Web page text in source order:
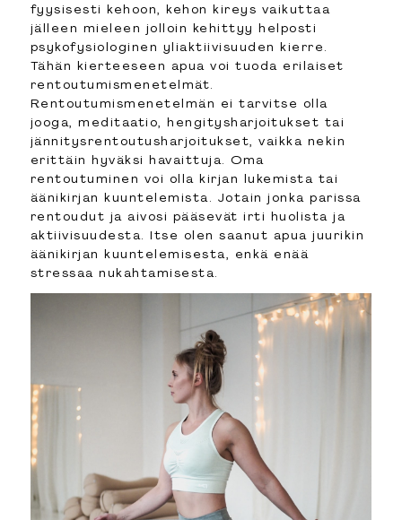
fyysisesti kehoon, kehon kireys vaikuttaa
jälleen mieleen jolloin kehittyy helposti
psykofysiologinen yliaktiivisuuden kierre.
Tähän kierteeseen apua voi tuoda erilaiset
rentoutumismenetelmät.
Rentoutumismenetelmän ei tarvitse olla
jooga, meditaatio, hengitysharjoitukset tai
jännitysrentoutusharjoitukset, vaikka nekin
erittäin hyväksi havaittuja. Oma
rentoutuminen voi olla kirjan lukemista tai
äänikirjan kuuntelemista. Jotain jonka parissa
rentoudut ja aivosi pääsevät irti huolista ja
aktiivisuudesta. Itse olen saanut apua juurikin
äänikirjan kuuntelemisesta, enkä enää
stressaa nukahtamisesta.